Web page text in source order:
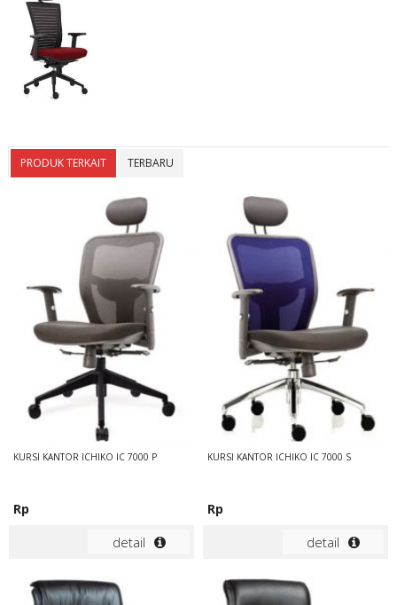
PRODUK TERKAIT TERBARU
KURSI KANTOR ICHIKO IC 7000 P
Rp
detail
KURSI KANTOR ICHIKO IC 7000 S
Rp
detail